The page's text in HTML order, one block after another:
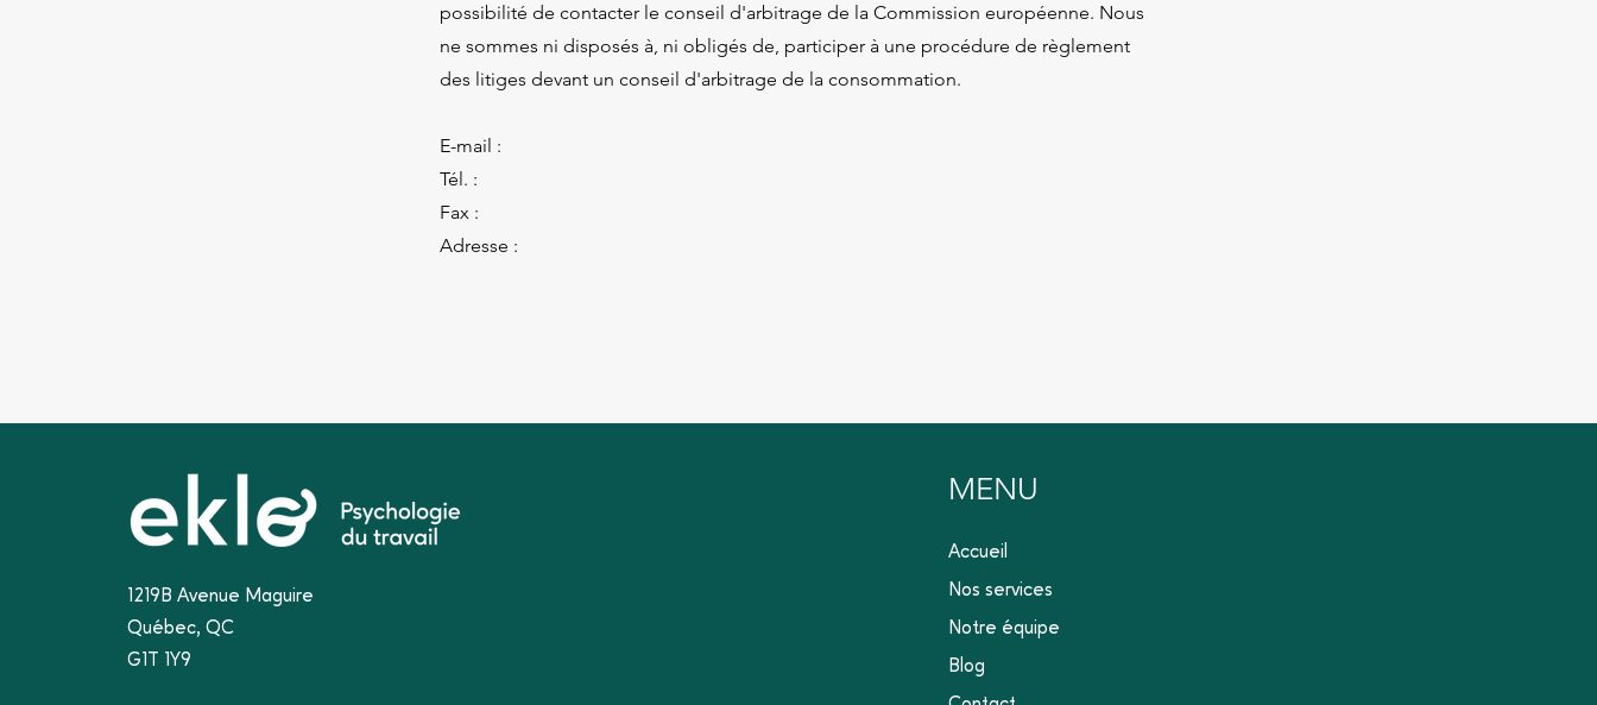
possibilité de contacter le conseil d'arbitrage de la Commission européenne. Nous
ne sommes ni disposés à, ni obligés de, participer à une procédure de règlement
des litiges devant un conseil d'arbitrage de la consommation.
E-mail :
Tél. :
Fax :
Adresse :
1219B Avenue Maguire
Québec, QC
G1T 1Y9
MENU
Accueil
Nos services
Notre équipe
Blog